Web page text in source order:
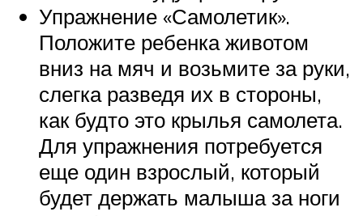
Упражнение «Самолетик».
Положите ребенка животом
вниз на мяч и возьмите за руки,
слегка разведя их в стороны,
как будто это крылья самолета.
Для упражнения потребуется
еще один взрослый, который
будет держать малыша за ноги